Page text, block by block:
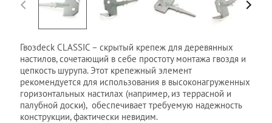
Гвозdeck CLASSIC – скрытый крепеж для деревянных
настилов, сочетающий в себе простоту монтажа гвоздя и
цепкость шурупа. Этот крепежный элемент
рекомендуется для использования в высоконагруженных
горизонтальных настилах (например, из террасной и
палубной доски), обеспечивает требуемую надежность
конструкции, фактически невидим.